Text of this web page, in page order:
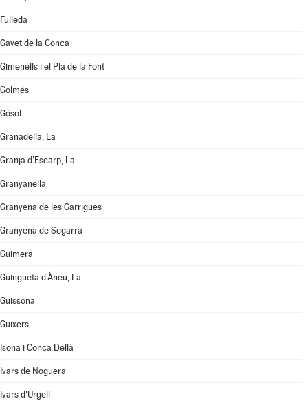
Fulleda
Gavet de la Conca
Gimenells i el Pla de la Font
Golmés
Gósol
Granadella, La
Granja d'Escarp, La
Granyanella
Granyena de les Garrigues
Granyena de Segarra
Guimerà
Guingueta d'Àneu, La
Guissona
Guixers
Isona i Conca Dellà
Ivars de Noguera
Ivars d'Urgell